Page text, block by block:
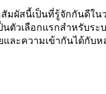
มผัสนี้เป็นที่รู้จักกันดีใน
นตัวเลือกแรกสำหรับร
และความเข้ากันได้กับ